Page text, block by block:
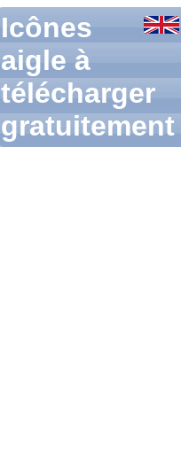
Icônes
aigle à
télécharger
gratuitement